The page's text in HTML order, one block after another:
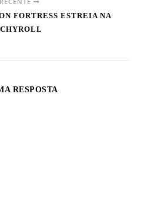
FORTRESS ESTREIA NA
RESPOSTA